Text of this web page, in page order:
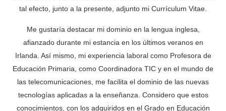
tal efecto, junto a la presente, adjunto mi Currículum Vitae.
Me gustaría destacar mi dominio en la lengua inglesa,
afianzado durante mi estancia en los últimos veranos en
Irlanda. Así mismo, mi experiencia laboral como Profesora de
Educación Primaria, como Coordinadora TIC y en el mundo de
las telecomunicaciones, me facilita el dominio de las nuevas
tecnologías aplicadas a la enseñanza. Considero que estos
conocimientos, con los adquiridos en el Grado en Educación